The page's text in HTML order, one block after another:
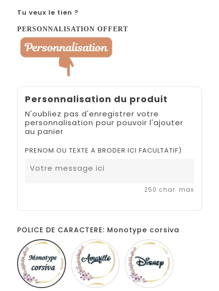
Tu veux le tien ?
PERSONNALISATION OFFERT
Personnalisation du produit
N'oubliez pas d'enregistrer votre
personnalisation pour pouvoir l'ajouter
au panier
PRENOM OU TEXTE A BRODER ICI FACULTATIF)
250 char. max
POLICE DE CARACTERE: Monotype corsiva
Monotype
corsiva
Amarillo